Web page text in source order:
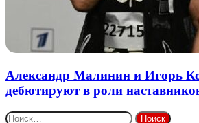
Александр Малинин и Игорь
дебютируют в роли
Найти: